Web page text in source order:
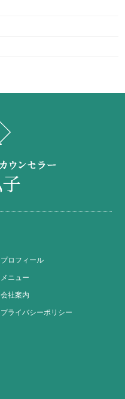
プロフィール
メニュー
会社案内
プライバシーポリシー